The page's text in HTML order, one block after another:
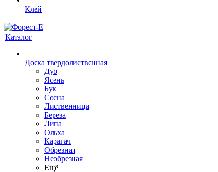
Клей
Каталог
Доска твердолиственная
Дуб
Ясень
Бук
Сосна
Лиственница
Береза
Липа
Ольха
Карагач
Обрезная
Необрезная
Ещё